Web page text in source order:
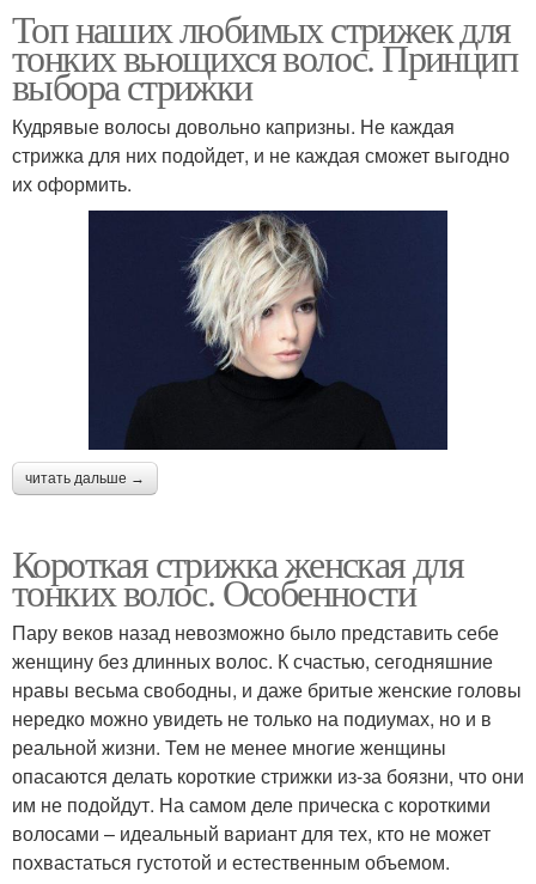
Топ наших любимых стрижек для
тонких вьющихся волос. Принцип
выбора стрижки
Кудрявые волосы довольно капризны. Не каждая
стрижка для них подойдет, и не каждая сможет выгодно
их оформить.
читать дальше →
Короткая стрижка женская для
тонких волос. Особенности
Пару веков назад невозможно было представить себе
женщину без длинных волос. К счастью, сегодняшние
нравы весьма свободны, и даже бритые женские головы
нередко можно увидеть не только на подиумах, но и в
реальной жизни. Тем не менее многие женщины
опасаются делать короткие стрижки из-за боязни, что они
им не подойдут. На самом деле прическа с короткими
волосами – идеальный вариант для тех, кто не может
похвастаться густотой и естественным объемом.